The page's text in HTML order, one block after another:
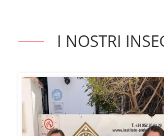
I NOSTRI